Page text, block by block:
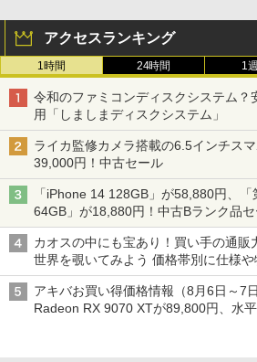
アクセスランキング
1時間 24時間 1
令和のファミコンディスクシステム？
用「しましまディスクシステム」
ライカ監修カメラ搭載の6.5インチス
39,000円！中古セール
「iPhone 14 128GB」が58,880円、
64GB」が18,880円！中古Bランク品
カオスの中にも宝あり！買い手の通販
世界を覗いてみよう 価格帯別に仕様や
ックアップ text by 石川 ひさよし
アキバお買い得価格情報（8月6日～7
Radeon RX 9070 XTが89,800円、水